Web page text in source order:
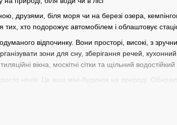
друзями, біля моря чи на березі озера,
тих, хто подорожує автомобілем і облаштовує
відпочинку. Вони просторі, високі, з
зони для сну, зберігання речей,
вікна, москітні сітки та щільний
нічліг. Це ваш міні-будинок на природі.